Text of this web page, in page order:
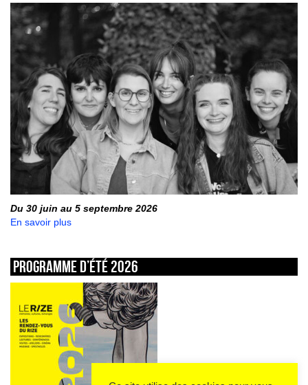
Du 30 juin au 5 septembre 2026
En savoir plus
Programme d’été 2026